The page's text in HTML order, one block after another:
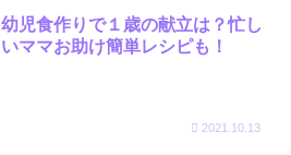
幼児食作りで１歳の献立は？忙し
いママお助け簡単レシピも！
2021.10.13